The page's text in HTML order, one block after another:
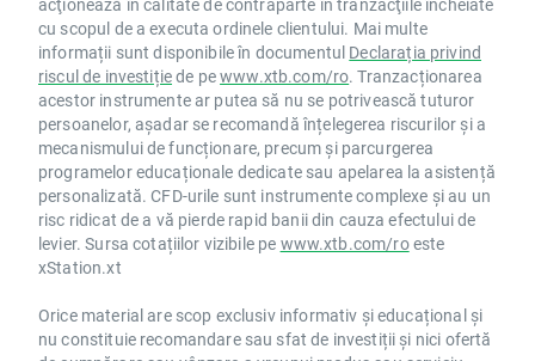
cu scopul de a executa ordinele clientului. Mai multe
informații sunt disponibile în documentul Declarația privind
riscul de investițiede pewww.xtb.com/ro. Tranzacționarea
acestor instrumente ar putea să nu se potrivească tuturor
persoanelor, așadar se recomandă înțelegerea riscurilor și a
mecanismului de funcționare, precum și parcurgerea
programelor educaționale dedicate sau apelarea la asistență
personalizată. CFD-urile sunt instrumente complexe și au un
risc ridicat de a vă pierde rapid banii din cauza efectului de
levier. Sursa cotațiilor vizibile pe www.xtb.com/roeste
xStation.xt
Orice material are scop exclusiv informativ și educațional și
nu constituie recomandare sau sfat de investiții și nici ofertă